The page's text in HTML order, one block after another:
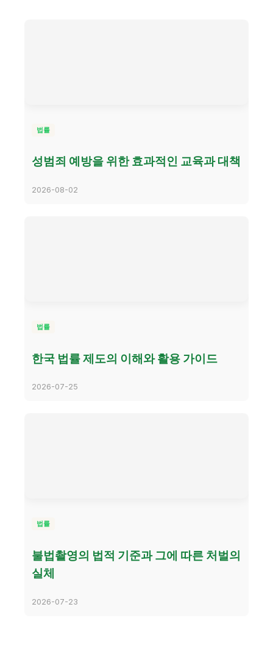
법률
성범죄 예방을 위한 효과적인 교육과 대책
2026-08-02
법률
한국 법률 제도의 이해와 활용 가이드
2026-07-25
법률
불법촬영의 법적 기준과 그에 따른 처벌의
실체
2026-07-23